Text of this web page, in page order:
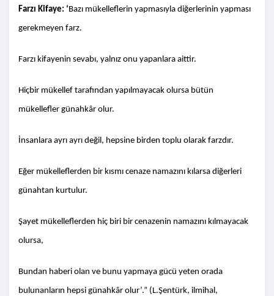
Farzı Kifaye: ‘Bazı mükelleflerin yapmasıyla diğerlerinin yapması
gerekmeyen farz.
Farzı kifayenin sevabı, yalnız onu yapanlara aittir.
Hiçbir mükellef tarafından yapılmayacak olursa bütün
mükellefler günahkâr olur.
İnsanlara ayrı ayrı değil, hepsine birden toplu olarak farzdır.
Eğer mükelleflerden bir kısmı cenaze namazını kılarsa diğerleri
günahtan kurtulur.
Şayet mükelleflerden hiç biri bir cenazenin namazını kılmayacak
olursa,
Bundan haberi olan ve bunu yapmaya gücü yeten orada
bulunanların hepsi günahkâr olur’.” (L.Şentürk, ilmihal,